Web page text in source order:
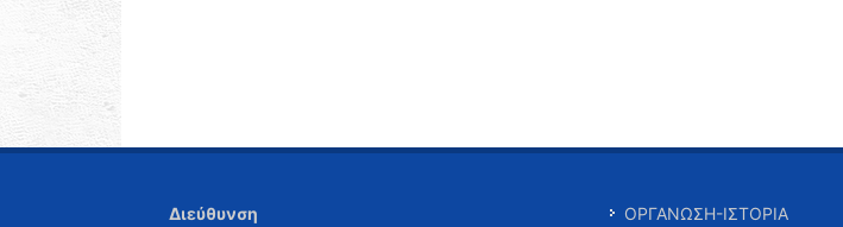
Διεύθυνση
ΟΡΓΑΝΩΣΗ-ΙΣΤΟΡΙΑ